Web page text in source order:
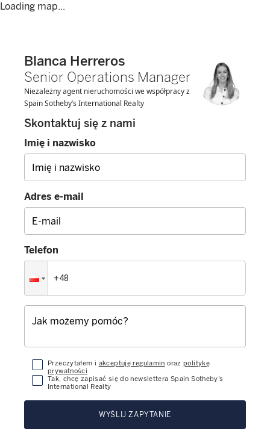
Loading map...
Blanca Herreros
Senior Operations Manager
Niezależny agent nieruchomości we współpracy z
Spain Sotheby’s International Realty
Skontaktuj się z nami
Imię i nazwisko
Adres e-mail
Telefon
Przeczytałem i akceptuję regulamin oraz politykę
prywatności
Tak, chcę zapisać się do newslettera Spain Sotheby’s
International Realty
WYŚLIJ ZAPYTANIE